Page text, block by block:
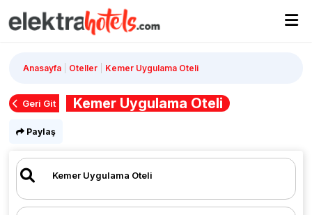
Anasayfa Oteller Kemer Uygulama Oteli
Geri Git Kemer Uygulama Oteli
Paylaş